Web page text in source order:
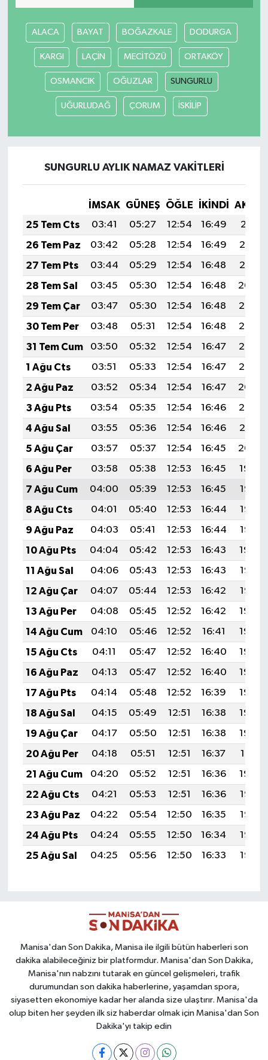
ALACA BAYAT BOĞAZKALE DODURGA
KARGI LAÇİN MECİTÖZÜ ORTAKÖY
OSMANCIK OĞUZLAR SUNGURLU
UĞURLUDAĞ ÇORUM İSKİLİP
SUNGURLU AYLIK NAMAZ VAKITLERI
İMSAK GÜNEŞ ÖĞLE İKINDI
25 Tem Cts
03:41 05:27 12:54 16:49
20:11
26 Tem Paz
03:42 05:28 12:54 16:49
20:10
27 Tem Pts
03:44 05:29 12:54 16:48
20:10
28 Tem Sal
03:45 05:30 12:54 16:48
20:09
29 Tem Çar
03:47 05:30 12:54 16:48
20:08
30 Tem Per
03:48 05:31 12:54 16:48
20:07
31 Tem Cum
03:50 05:32 12:54 16:47
20:06
1 Ağu Cts
03:51 05:33 12:54 16:47
20:05
2 Ağu Paz
03:52 05:34 12:54 16:47
20:04
3 Ağu Pts
03:54 05:35 12:54 16:46
20:02
4 Ağu Sal
03:55 05:36 12:54 16:46
20:01
5 Ağu Çar
03:57 05:37 12:54 16:45
20:00
6 Ağu Per
03:58 05:38 12:53 16:45
19:59
7 Ağu Cum
04:00 05:39 12:53 16:45
19:58
8 Ağu Cts
04:01 05:40 12:53 16:44
19:57
9 Ağu Paz
04:03 05:41 12:53 16:44
19:55
10 Ağu Pts
04:04 05:42 12:53 16:43
19:54
11 Ağu Sal
04:06 05:43 12:53 16:43
19:53
12 Ağu Çar
04:07 05:44 12:53 16:42
19:52
13 Ağu Per
04:08 05:45 12:52 16:42
19:50
14 Ağu Cum
04:10 05:46 12:52 16:41
19:49
15 Ağu Cts
04:11 05:47 12:52 16:40
19:48
16 Ağu Paz
04:13 05:47 12:52 16:40
19:46
17 Ağu Pts
04:14 05:48 12:52 16:39
19:45
18 Ağu Sal
04:15 05:49 12:51 16:38
19:44
19 Ağu Çar
04:17 05:50 12:51 16:38
19:42
20 Ağu Per
04:18 05:51 12:51 16:37
19:41
21 Ağu Cum
04:20 05:52 12:51 16:36
19:39
22 Ağu Cts
04:21 05:53 12:51 16:36
19:38
23 Ağu Paz
04:22 05:54 12:50 16:35
19:36
24 Ağu Pts
04:24 05:55 12:50 16:34
19:35
25 Ağu Sal
04:25 05:56 12:50 16:33 19:33
Manisa'dan Son Dakika, Manisa ile ilgili bütün haberleri son
dakika alabileceğiniz bir platformdur. Manisa'dan Son Dakika,
Manisa'nın nabzını tutarak en güncel gelişmeleri, trafik
durumundan son dakika haberlerine, yaşamdan spora,
siyasetten ekonomiye kadar her alanda size ulaştırır. Manisa'da
olup biten her şeyden ilk siz haberdar olmak için Manisa'dan Son
Dakika'yı takip edin